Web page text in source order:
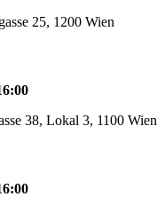
25, 1200 Wien
38, Lokal 3, 1100 Wien